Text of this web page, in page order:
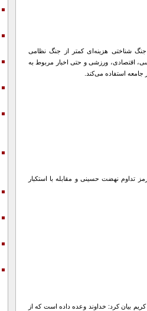
شناختی هزینه‌ای کمتر از جنگ نظامی
اقتصادی، ورزشی و حتی اخبار مربوط به
جامعه استفاده می‌کند.
تداوم نهضت حسینی و مقابله با استکبار
کریم بیان کرد: خداوند وعده داده است که از